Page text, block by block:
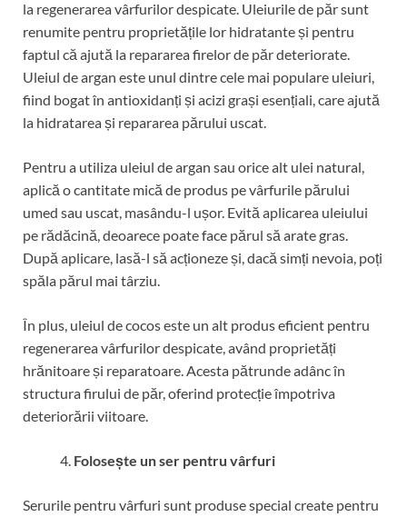
la regenerarea vârfurilor despicate. Uleiurile de păr sunt
renumite pentru proprietățile lor hidratante și pentru
faptul că ajută la repararea firelor de păr deteriorate.
Uleiul de argan este unul dintre cele mai populare uleiuri,
fiind bogat în antioxidanți și acizi grași esențiali, care ajută
la hidratarea și repararea părului uscat.
Pentru a utiliza uleiul de argan sau orice alt ulei natural,
aplică o cantitate mică de produs pe vârfurile părului
umed sau uscat, masându-l ușor. Evită aplicarea uleiului
pe rădăcină, deoarece poate face părul să arate gras.
După aplicare, lasă-l să acționeze și, dacă simți nevoia, poți
spăla părul mai târziu.
În plus, uleiul de cocos este un alt produs eficient pentru
regenerarea vârfurilor despicate, având proprietăți
hrănitoare și reparatoare. Acesta pătrunde adânc în
structura firului de păr, oferind protecție împotriva
deteriorării viitoare.
Folosește un ser pentru vârfuri
Serurile pentru vârfuri sunt produse special create pentru